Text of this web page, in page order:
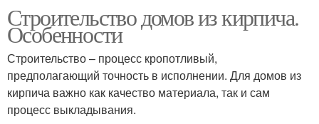
Строительство домов из кирпича.
Особенности
Строительство – процесс кропотливый,
предполагающий точность в исполнении. Для домов из
кирпича важно как качество материала, так и сам
процесс выкладывания.